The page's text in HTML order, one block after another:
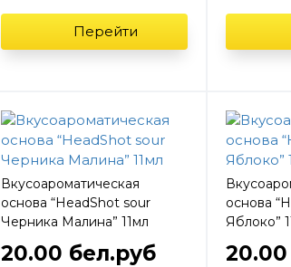
Перейти
Вкусоароматическая
основа “HeadShot sour
Черника Малина” 11мл
20.00 бел.руб
основа
Яблоко”